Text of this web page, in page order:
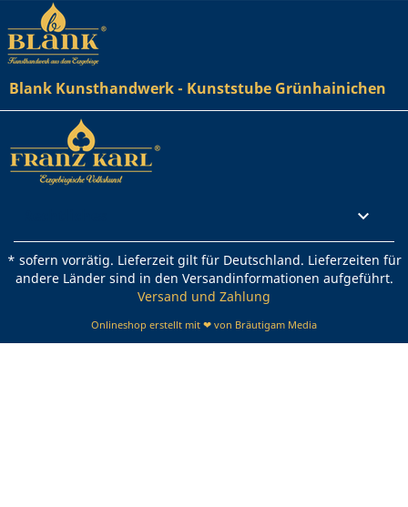
Blank Kunsthandwerk - Kunststube Grünhainichen

* sofern vorrätig. Lieferzeit gilt für Deutschland. Lieferzeiten für
andere Länder sind in den Versandinformationen aufgeführt.
Versand und Zahlung
Onlineshop erstellt mit ❤ von Bräutigam Media